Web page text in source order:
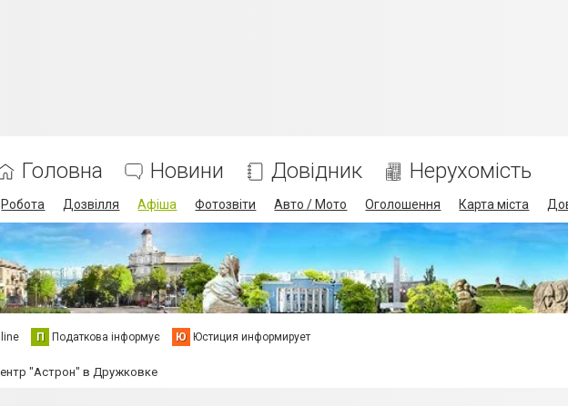
Головна Новини Довідник Нерухомість
Робота Дозвілля Афіша Фотозвіти Авто / Мото Оголошення Карта міста
П Податкова інформує Ю Юстиция информирует
"Астрон" в Дружковке